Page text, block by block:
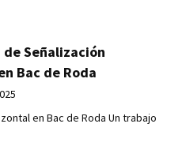
de Señalización
Bac de Roda
en Bac de Roda Un trabajo